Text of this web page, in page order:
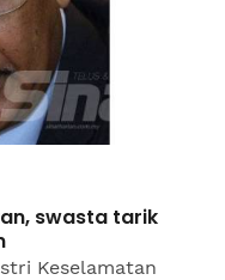
swasta tarik
Keselamatan